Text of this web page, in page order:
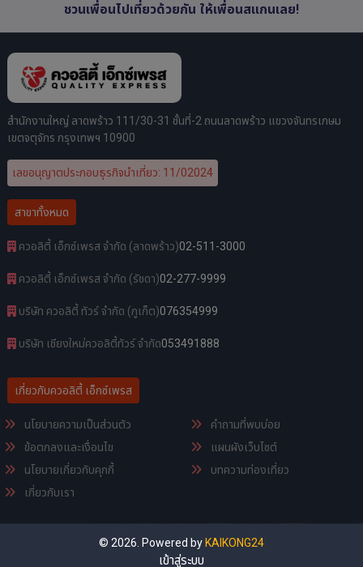
ชวนเพื่อนไปเที่ยวด้วยกัน ให้เพื่อนสแกนเลย!
สำนักงานใหญ่ ลาดพร้าว 111/30-31 ชั้นที่-2 ถนนลาดพร้าว แขวงจันทรเกษม
เขตจตุจักร กรุงเทพฯ 10900
เลขอนุญาตประกอบธุรกิจนำเที่ยว: 11/02024
สาขาทั้งหมด
ควอลิตี้ เอ็กซ์เพรส จำกัด (ลาดพร้าว)02-511-3000
ควอลิตี้ เอ็กซ์เพรส จำกัด (รัชดา)02-277-9999
บริษัท ควอลิตี้ ทัวร์ จำกัด (ภูเก็ต)076354999
บริษัท เชียงใหม่ควอลิตี้ทัวร์ จำกัด053491888
เกี่ยวกับควอลิตี้ เอ็กซ์เพรส
นโยบายความเป็นส่วนตัว
ข้อตกลงและเงื่อนไข
นโยบายเกี่ยวกับคุกกี้
เกี่ยวกับเรา
คำถามที่พบบ่อย
แผนผังเว็บไซต์
บทความท่องเที่ยว
© 2026. Powered by KAIKONG24
เข้าสู่ระบบ